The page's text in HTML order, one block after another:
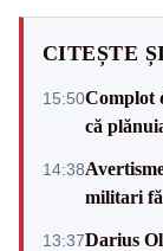
CITEȘTE
15:50Complot
că
14:38
militari
13:37Darius